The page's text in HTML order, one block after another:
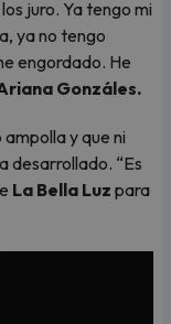
juro. Ya tengo mi
ya no tengo
engordado. He
Gonzáles.
y que ni
desarrollado. “Es
La Bella Luz para